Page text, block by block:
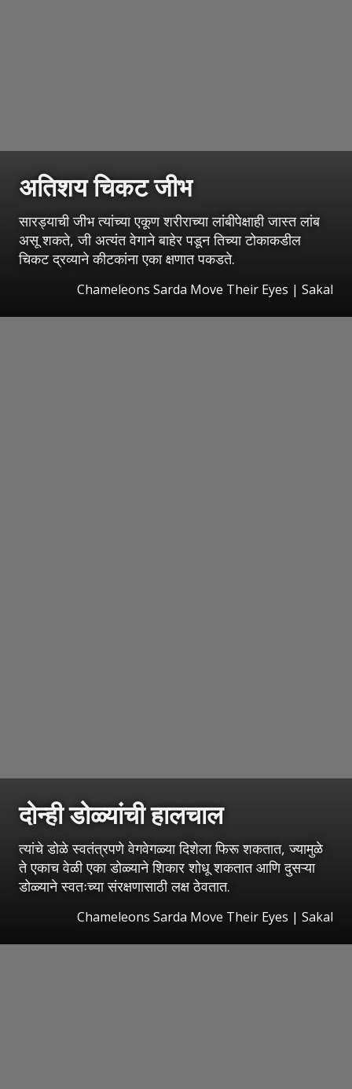
अतिशय चिकट जीभ
सारड्याची जीभ त्यांच्या एकूण शरीराच्या लांबीपेक्षाही जास्त लांब
असू शकते, जी अत्यंत वेगाने बाहेर पडून तिच्या टोकाकडील
चिकट द्रव्याने कीटकांना एका क्षणात पकडते.
Chameleons Sarda Move Their Eyes | Sakal
दोन्ही डोळ्यांची हालचाल
त्यांचे डोळे स्वतंत्रपणे वेगवेगळ्या दिशेला फिरू शकतात, ज्यामुळे
ते एकाच वेळी एका डोळ्याने शिकार शोधू शकतात आणि दुसऱ्या
डोळ्याने स्वतःच्या संरक्षणासाठी लक्ष ठेवतात.
Chameleons Sarda Move Their Eyes | Sakal